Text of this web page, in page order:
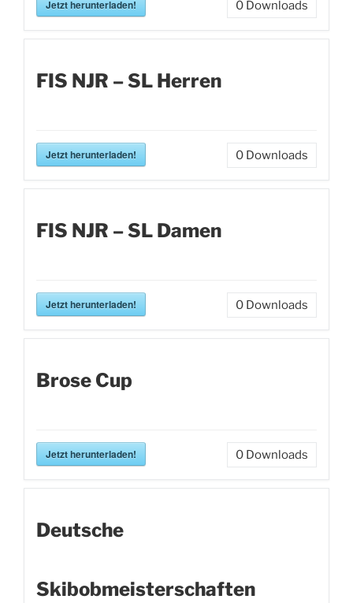
Jetzt herunterladen! 0 Downloads
FIS NJR – SL Herren
Jetzt herunterladen! 0 Downloads
FIS NJR – SL Damen
Jetzt herunterladen! 0 Downloads
Brose Cup
Jetzt herunterladen! 0 Downloads
Deutsche
Skibobmeisterschaften